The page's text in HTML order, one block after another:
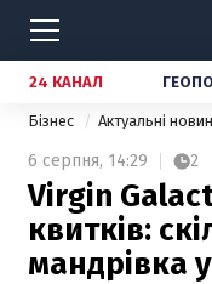
24 КАНАЛ
Бізнес Актуальні
6 серпня, 14:29 2
Virgin
квитків:
мандрівка